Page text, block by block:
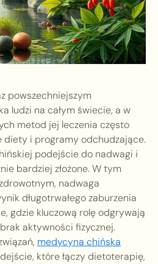
powszechniejszym
ludzi na całym świecie, a w
metod jej leczenia często
diety i programy odchudzające.
podejście do nadwagi i
bardziej złożone. W tym
nadwaga
długotrwałego zaburzenia
gdzie kluczową rolę odgrywają
aktywności fizycznej.
medycyna chińska
które łączy dietoterapię,